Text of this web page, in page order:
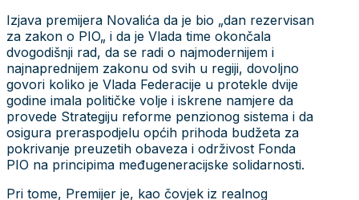
Izjava premijera Novalića da je bio „dan rezervisan
za zakon o PIO„ i da je Vlada time okončala
dvogodišnji rad, da se radi o najmodernijem i
najnaprednijem zakonu od svih u regiji, dovoljno
govori koliko je Vlada Federacije u protekle dvije
godine imala političke volje i iskrene namjere da
provede Strategiju reforme penzionog sistema i da
osigura preraspodjelu općih prihoda budžeta za
pokrivanje preuzetih obaveza i održivost Fonda
PIO na principima međugeneracijske solidarnosti.
Pri tome, Premijer je, kao čovjek iz realnog